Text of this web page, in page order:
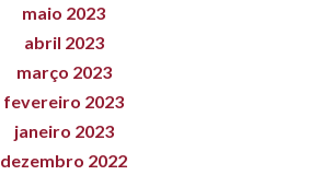
maio 2023
abril 2023
março 2023
fevereiro 2023
janeiro 2023
dezembro 2022